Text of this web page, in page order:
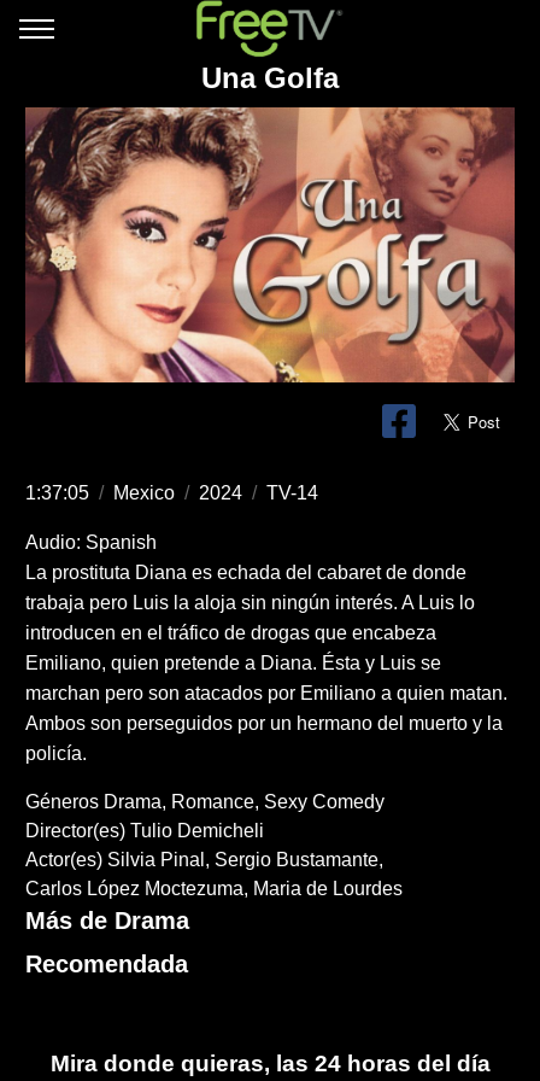
Una Golfa
1:37:05 / Mexico / 2024 / TV-14
Audio: Spanish
La prostituta Diana es echada del cabaret de donde
trabaja pero Luis la aloja sin ningún interés. A Luis lo
introducen en el tráfico de drogas que encabeza
Emiliano, quien pretende a Diana. Ésta y Luis se
marchan pero son atacados por Emiliano a quien matan.
Ambos son perseguidos por un hermano del muerto y la
policía.
Géneros Drama Romance Sexy Comedy
Director(es) Tulio Demicheli
Actor(es) Silvia Pinal
Sergio Bustamante
Carlos López Moctezuma
Maria de Lourdes
Más de Drama
Recomendada
Mira donde quieras, las 24 horas del día